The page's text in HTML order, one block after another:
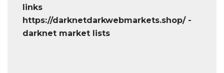
links
https://darknetdarkwebmarkets.shop/ -
darknet market lists